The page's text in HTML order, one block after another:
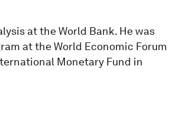
at the World Bank. He was
at the World Economic Forum
Monetary Fund in